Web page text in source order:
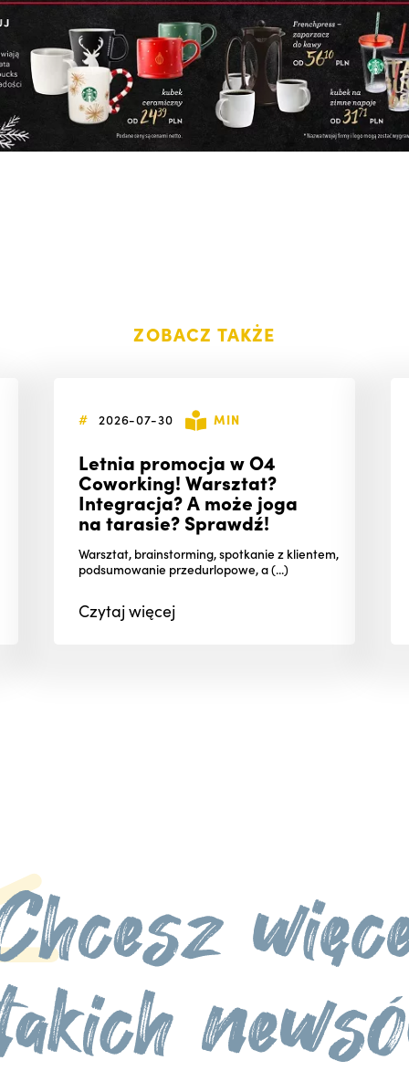
ZOBACZ TAKŻE
# 2026-07-30 MIN
Letnia promocja w O4
Coworking! Warsztat?
Integracja? A może joga
na tarasie? Sprawdź!
Warsztat, brainstorming, spotkanie z klientem,
podsumowanie przedurlopowe, a (...)
Czytajwięcej